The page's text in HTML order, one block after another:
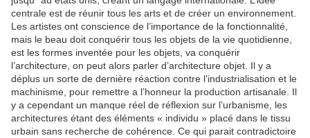
centrale est de réunir tous les arts et de créer un environnement.
Les artistes ont conscience de l’importance de la fonctionnalité,
mais le beau doit conquérir tous les objets de la vie quotidienne,
est les formes inventée pour les objets, va conquérir
l’architecture, on peut alors parler d’architecture objet. Il y a
déplus un sorte de dernière réaction contre l’industrialisation et le
machinisme, pour remettre a l’honneur la production artisanale. Il
y a cependant un manque réel de réflexion sur l’urbanisme, les
architectures étant des éléments « individu » placé dans le tissu
urbain sans recherche de cohérence. Ce qui parait contradictoire